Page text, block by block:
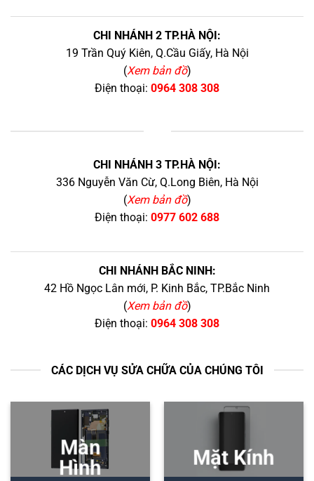
CHI NHÁNH 2 TP.HÀ NỘI:
19 Trần Quý Kiên, Q.Cầu Giấy, Hà Nội
(Xem bản đồ)
Điện thoại: 0964 308 308
CHI NHÁNH 3 TP.HÀ NỘI:
336 Nguyễn Văn Cừ, Q.Long Biên, Hà Nội
(Xem bản đồ)
Điện thoại: 0977 602 688
CHI NHÁNH BẮC NINH:
42 Hồ Ngọc Lân mới, P. Kinh Bắc, TP.Bắc Ninh
(Xem bản đồ)
Điện thoại: 0964 308 308
CÁC DỊCH VỤ SỬA CHỮA CỦA CHÚNG TÔI
Màn
Hình
Mặt Kính